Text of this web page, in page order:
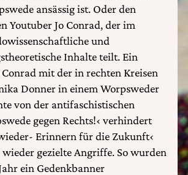
ansässig ist. Oder den
Youtuber Jo Conrad, der im
und
Inhalte teilt. Ein
mit der in rechten Kreisen
Donner in einem Worpsweder
von der antifaschistischen
gegen Rechts!‹ verhindert
Erinnern für die Zukunft‹
gezielte Angriffe. So wurden
ein Gedenkbanner